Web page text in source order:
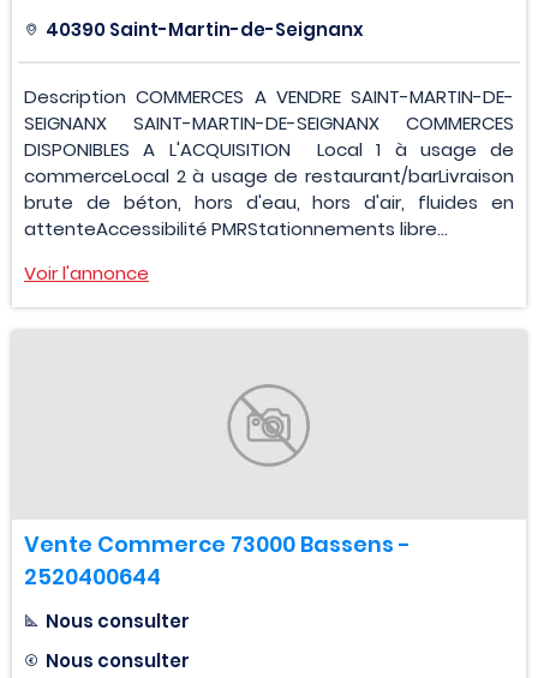
40390 Saint-Martin-de-Seignanx
Description COMMERCES A VENDRE SAINT-MARTIN-DE-
SEIGNANX SAINT-MARTIN-DE-SEIGNANX COMMERCES
DISPONIBLES A L'ACQUISITION Local 1 à usage de
commerceLocal 2 à usage de restaurant/barLivraison
brute de béton, hors d'eau, hors d'air, fluides en
attenteAccessibilité PMRStationnements libre...
Voir l'annonce
Vente Commerce 73000 Bassens -
2520400644
Nous consulter
Nous consulter